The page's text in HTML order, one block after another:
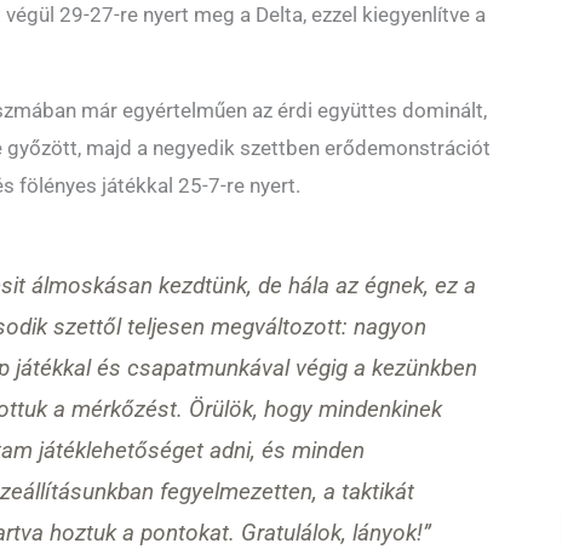
29-27-re nyert meg a Delta, ezzel kiegyenlítve a
már egyértelműen az érdi együttes dominált,
győzött, majd a negyedik szettben erődemonstrációt
fölényes játékkal 25-7-re nyert.
álmoskásan kezdtünk, de hála az égnek, ez a
szettől teljesen megváltozott: nagyon
játékkal és csapatmunkával végig a kezünkben
a mérkőzést. Örülök, hogy mindenkinek
játéklehetőséget adni, és minden
fegyelmezetten, a taktikát
hoztuk a pontokat. Gratulálok, lányok!”